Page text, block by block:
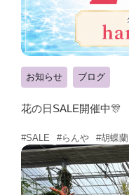
お知らせ ブログ
花の日SALE開催中🎊
#SALE #らんや #胡蝶蘭